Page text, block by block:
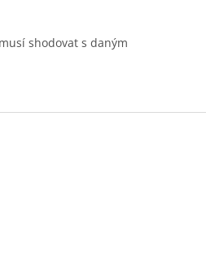
shodovat s daným